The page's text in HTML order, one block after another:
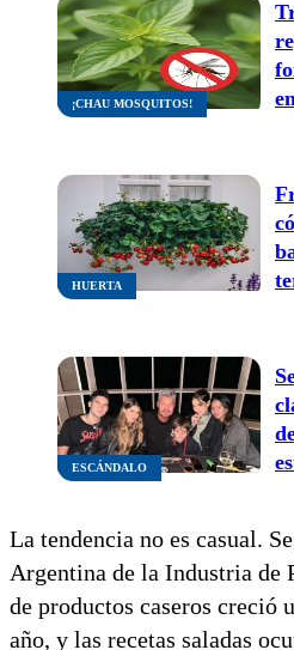
¡CHAU MOSQUITOS!
HUERTA
ESCÁNDALO
La tendencia no es casual.
Argentina de la Industria de
de productos caseros creció
año, y las recetas saladas